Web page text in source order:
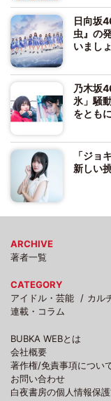
日向坂
虫』の
いまし
乃木坂
氷」騒
をとも
「ジョ
新しい
ARCHIVE
著者一覧
CATEGORY
アイドル・芸能
カル
連載・コラム
BUBKA WEBとは
会社概要
著作権/免責事項につい
お問い合わせ
白夜書房の個人情報保